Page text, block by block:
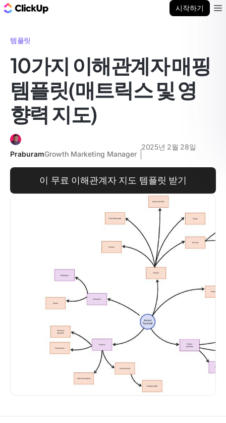
시작하기
템플릿
10가지 이해관계자 매핑
템플릿(매트릭스 및 영
향력 지도)
PraburamGrowth Marketing Manager
2025년 2월 28일
이 무료 이해관계자 지도 템플릿 받기